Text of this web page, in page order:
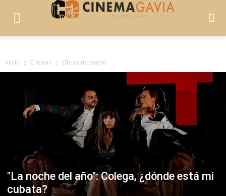
Inicio Críticas Obras de teatro
"La noche del año": Colega, ¿dónde está mi
cubata?